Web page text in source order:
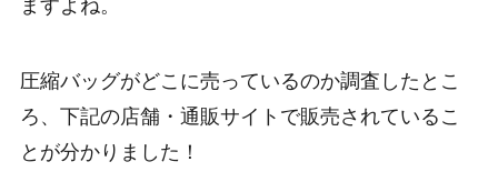
ますよね。
圧縮バッグがどこに売っているのか調査したとこ
ろ、下記の店舗・通販サイトで販売されているこ
とが分かりました！